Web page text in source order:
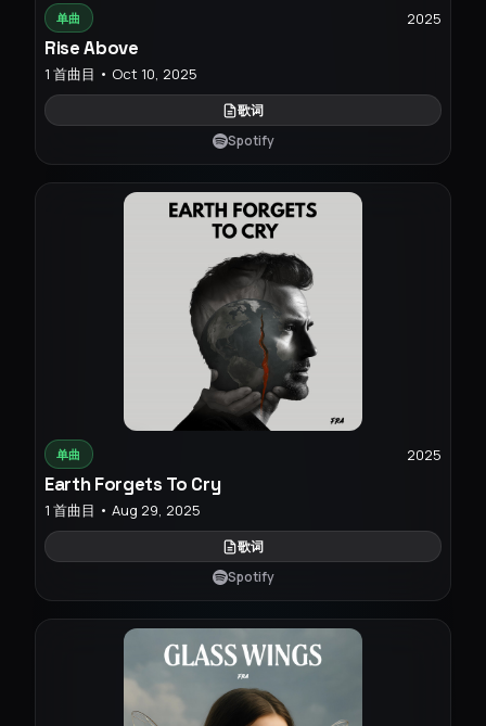
单曲 2025
Rise Above
1 首曲目 • Oct 10, 2025
歌词
Spotify
单曲 2025
Earth Forgets To Cry
1 首曲目 • Aug 29, 2025
歌词
Spotify